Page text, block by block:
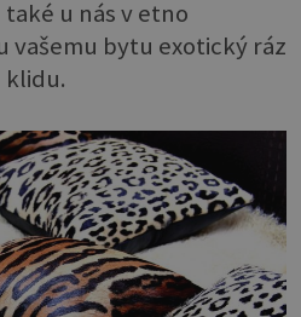
u nás v etno
vašemu bytu exotický ráz
klidu.